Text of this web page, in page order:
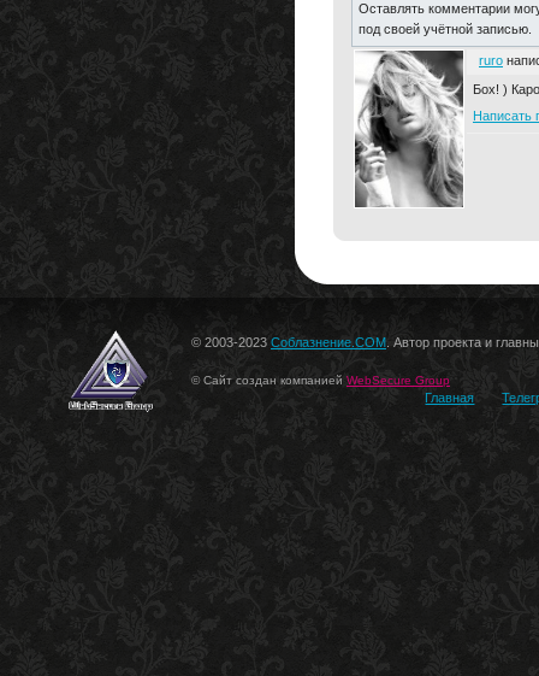
Оставлять комментарии
под своей учётной записью.
ruro
Бох! )
Написать
© 2003-2023 Соблазнение.COM . Автор проекта и
© Сайт создан компанией WebSecure Group
Главная